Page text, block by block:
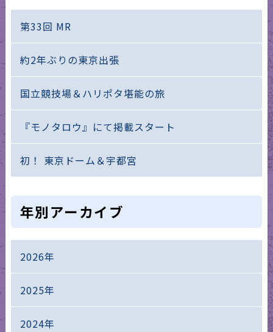
第33回 MR
約2年ぶりの東京出張
国立競技場＆ハリポタ堪能の旅
『モノタロウ』にて掲載スタート
初！ 東京ドーム＆宇都宮
年別アーカイブ
2026年
2025年
2024年